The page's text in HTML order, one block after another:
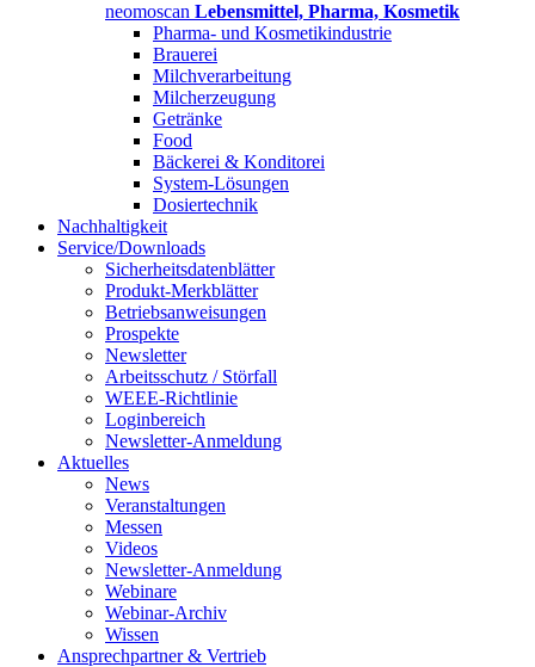
neomoscan Lebensmittel, Pharma, Kosmetik
Pharma- und Kosmetikindustrie
Brauerei
Milchverarbeitung
Milcherzeugung
Getränke
Food
Bäckerei & Konditorei
System-Lösungen
Dosiertechnik
Nachhaltigkeit
Service/Downloads
Sicherheitsdatenblätter
Produkt-Merkblätter
Betriebsanweisungen
Prospekte
Newsletter
Arbeitsschutz / Störfall
WEEE-Richtlinie
Loginbereich
Newsletter-Anmeldung
Aktuelles
News
Veranstaltungen
Messen
Videos
Newsletter-Anmeldung
Webinare
Webinar-Archiv
Wissen
Ansprechpartner & Vertrieb